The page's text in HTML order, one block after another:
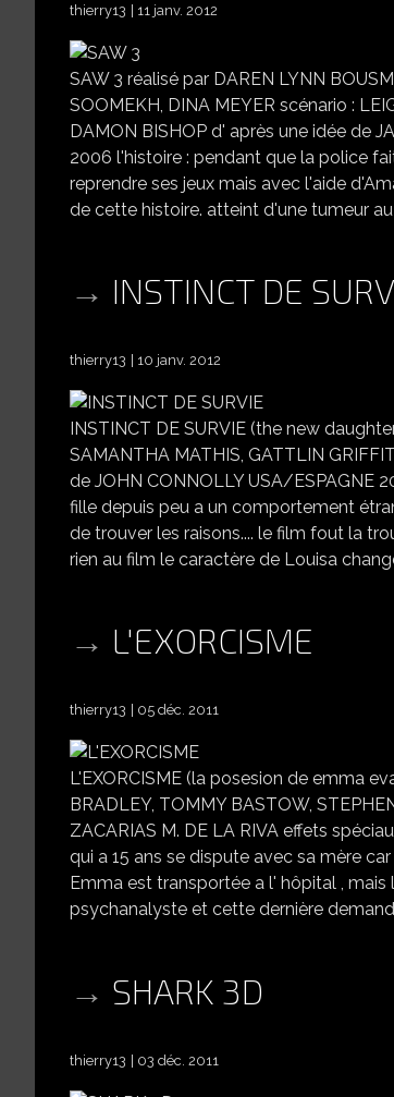
thierry13 11 janv. 2012
SAW 3 réalisé par DAREN LYNN
SOOMEKH, DINA MEYER scénario :
DAMON BISHOP d' après une idée de
2006 l'histoire : pendant que la police
reprendre ses jeux mais avec l'aide
de cette histoire. atteint d'une tumeur
INSTINCT DE
thierry13 10 janv. 2012
INSTINCT DE SURVIE (the new
SAMANTHA MATHIS, GATTLIN
de JOHN CONNOLLY USA/ESPAGNE
fille depuis peu a un comportement
de trouver les raisons.... le film fout la
rien au film le caractère de Louisa
L'EXORCISME
thierry13 05 déc. 2011
L'EXORCISME (la posesion de emma
BRADLEY, TOMMY BASTOW,
ZACARIAS M. DE LA RIVA effets
qui a 15 ans se dispute avec sa mère
Emma est transportée a l' hôpital ,
psychanalyste et cette dernière
SHARK 3D
thierry13 03 déc. 2011